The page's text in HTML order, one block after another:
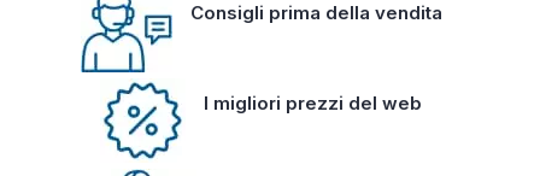
Consigli prima della vendita
I migliori prezzi del web